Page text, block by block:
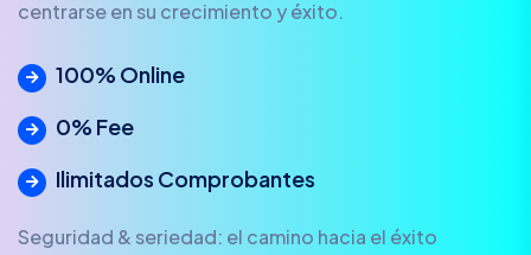
centrarse en su crecimiento y éxito.
100% Online
0% Fee
Ilimitados Comprobantes
Seguridad & seriedad: el camino hacia el éxito